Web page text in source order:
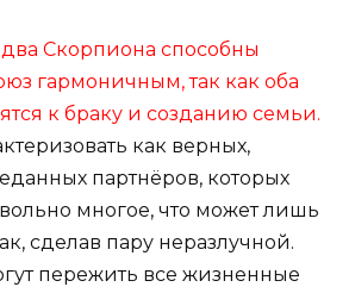
Скорпиона способны
гармоничным, так как оба
к браку и созданию семьи.
как верных,
партнёров, которых
многое, что может лишь
сделав пару неразлучной.
пережить все жизненные